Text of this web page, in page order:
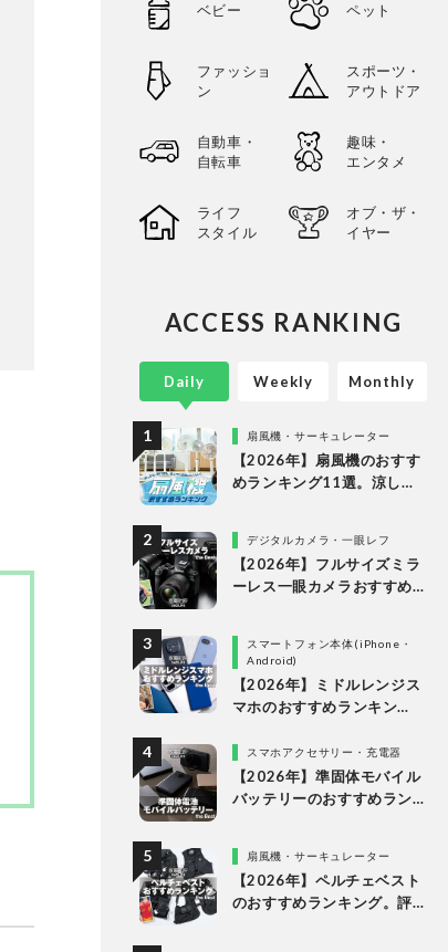
ベビー ペット
ファッショ
ン
スポーツ・
アウトドア
自動車・
自転車
趣味・
エンタメ
ライフ
スタイル
オブ・ザ・
イヤー
ACCESS RANKING
Daily
扇風機・サーキュレーター
【2026年】扇風機のおすす
めランキング11選。涼しい
デジタルカメラ・一眼レフ
【2026年】フルサイズミラ
ーレス一眼カメラおすすめ
スマートフォン本体(iPhone・
Android)
【2026年】ミドルレンジス
マホのおすすめランキン
を比較
スマホアクセサリー・充電器
【2026年】準固体モバイル
バッテリーのおすすめラン
扇風機・サーキュレーター
【2026年】ペルチェベスト
のおすすめランキング。評
Weekly Monthly